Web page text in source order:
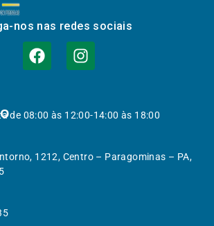
nos nas redes sociais
de 08:00 às 12:00-14:00 às 18:00
1212, Centro – Paragominas – PA,